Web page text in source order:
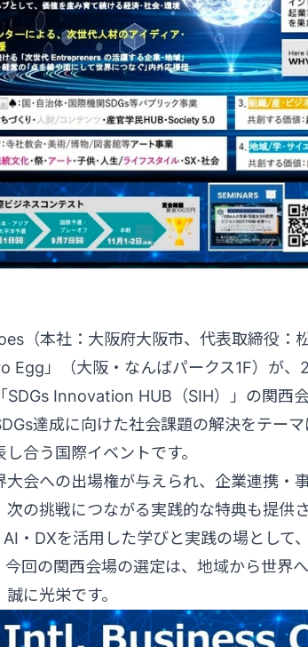
（本社：大阪府大阪市、代表取締役：
Egg」（大阪・なんばパークス1F）が
SDGs Innovation HUB（SIH）」の関西
達成に向けた社会課題の解決をテー
合う国際イベントです。
大会への出場権が与えられ、企業連携・
の挑戦につながる実践的な特典も提供さ
・DXを活用した学びと実践の場として
今回の関西会場の選定は、地域から世界
に光栄です。